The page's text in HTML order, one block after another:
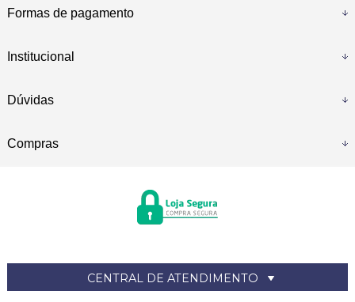
Formas de pagamento
Institucional
Dúvidas
Compras
CENTRAL DE ATENDIMENTO